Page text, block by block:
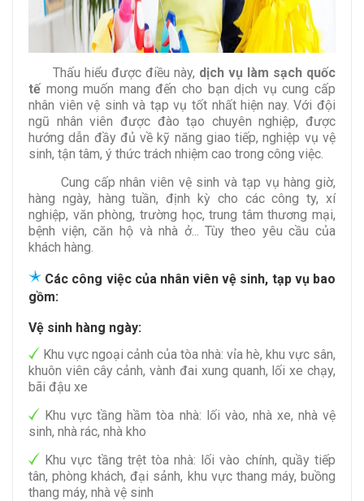
Thấu hiểu được điều này, dịch vụ làm sạch quốc
tế mong muốn mang đến cho bạn dịch vụ cung cấp
nhân viên vệ sinh và tạp vụ tốt nhất hiện nay. Với đội
ngũ nhân viên được đào tạo chuyên nghiệp, được
hướng dẫn đầy đủ về kỹ năng giao tiếp, nghiệp vụ vệ
sinh, tận tâm, ý thức trách nhiệm cao trong công việc.
Cung cấp nhân viên vệ sinh và tạp vụ hàng giờ,
hàng ngày, hàng tuần, định kỳ cho các công ty, xí
nghiệp, văn phòng, trường học, trung tâm thương mại,
bệnh viện, căn hộ và nhà ở... Tùy theo yêu cầu của
khách hàng.
Các công việc của nhân viên vệ sinh, tạp vụ bao
gồm:
Vệ sinh hàng ngày:
Khu vực ngoại cảnh của tòa nhà: vỉa hè, khu vực sân,
khuôn viên cây cảnh, vành đai xung quanh, lối xe chạy,
bãi đậu xe
Khu vực tầng hầm tòa nhà: lối vào, nhà xe, nhà vệ
sinh, nhà rác, nhà kho
Khu vực tầng trệt tòa nhà: lối vào chính, quầy tiếp
tân, phòng khách, đại sảnh, khu vực thang máy, buồng
thang máy, nhà vệ sinh